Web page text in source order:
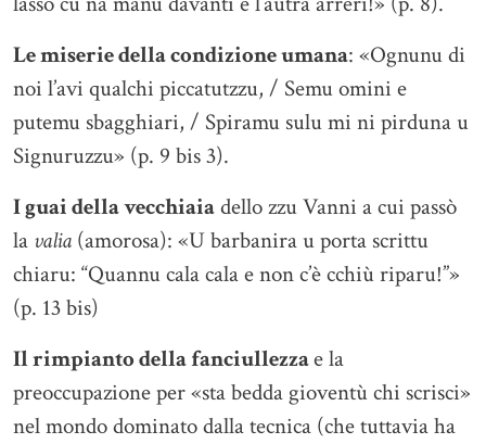
Le miserie della condizione umana: «Ognunu di
noi l’avi qualchi piccatutzzu, / Semu omini e
putemu sbagghiari, / Spiramu sulu mi ni pirduna u
Signuruzzu» (p. 9 bis 3).
I guai della vecchiaiadello zzu Vanni a cui passò
la valia (amorosa): «U barbanira u porta scrittu
chiaru: “Quannu cala cala e non c’è cchiù riparu!”»
(p. 13 bis)
Il rimpianto della fanciullezzae la
preoccupazione per «sta bedda gioventù chi scrisci»
nel mondo dominato dalla tecnica (che tuttavia ha